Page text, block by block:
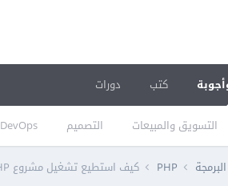
التسويق والمبيعات التصميم DevOps
كتب دورات
PHP كيف استطيع تشغيل مشروع PHP على سيرفر محلي